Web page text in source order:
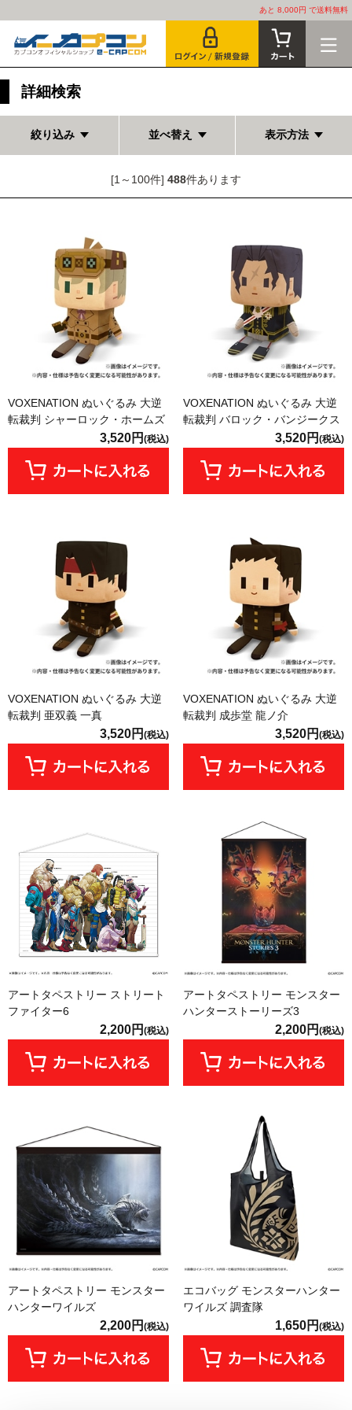
あと 8,000円 で送料無料
詳細検索
絞り込み 並べ替え 表示方法
[1～100件] 488件あります
VOXENATION ぬいぐるみ 大逆
転裁判 シャーロック・ホームズ
3,520円 (税込)
VOXENATION ぬいぐるみ 大逆
転裁判 バロック・バンジークス
3,520円 (税込)
VOXENATION ぬいぐるみ 大逆
転裁判 亜双義 一真
3,520円 (税込)
VOXENATION ぬいぐるみ 大逆
転裁判 成歩堂 龍ノ介
3,520円 (税込)
アートタペストリー ストリート
ファイター6
2,200円 (税込)
アートタペストリー モンスター
ハンターストーリーズ3
2,200円 (税込)
アートタペストリー モンスター
ハンターワイルズ
2,200円 (税込)
エコバッグ モンスターハンター
ワイルズ 調査隊
1,650円 (税込)